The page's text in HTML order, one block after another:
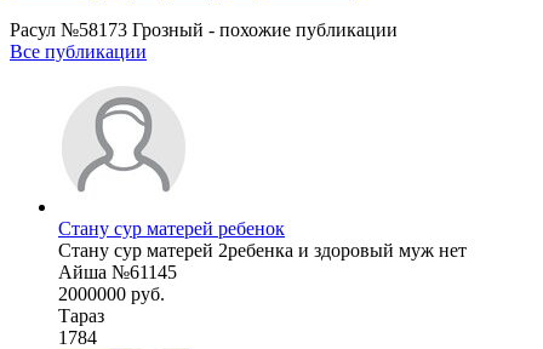
Расул №58173 Грозный - похожие публикации
Все публикации
Стану сур матерей ребенок
Стану сур матерей 2ребенка и здоровый муж нет
Айша №61145
2000000 руб.
Тараз
1784